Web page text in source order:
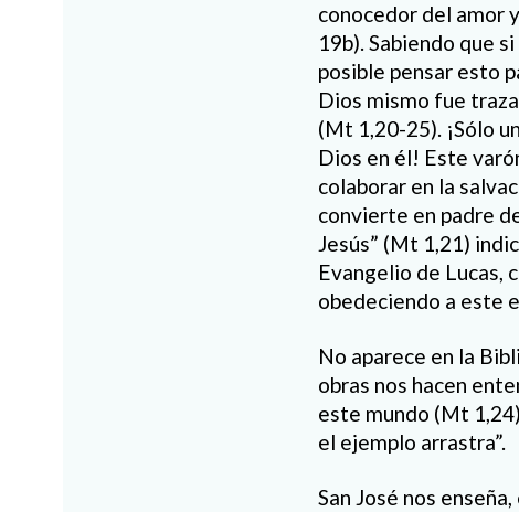
conocedor del amor
19b). Sabiendo que
posible pensar esto
Dios mismo fue
(Mt 1,20-25). ¡Sólo
Dios en él! Este
colaborar en la
convierte en padre
Jesús” (Mt 1,21)
Evangelio de Lucas,
obedeciendo a este
No aparece en la
obras nos hacen
este mundo (Mt
el ejemplo arrastra”.
San José nos